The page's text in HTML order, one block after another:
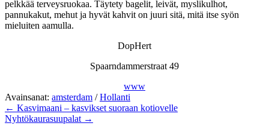
pelkkää terveysruokaa. Täytety bagelit, leivät, myslikulhot,
pannukakut, mehut ja hyvät kahvit on juuri sitä, mitä itse syön
mieluiten aamulla.
DopHert
Spaarndammerstraat 49
www
Avainsanat: amsterdam /Hollanti
← Kasvimaani – kasvikset suoraan kotiovelle
Nyhtökaurasuupalat →